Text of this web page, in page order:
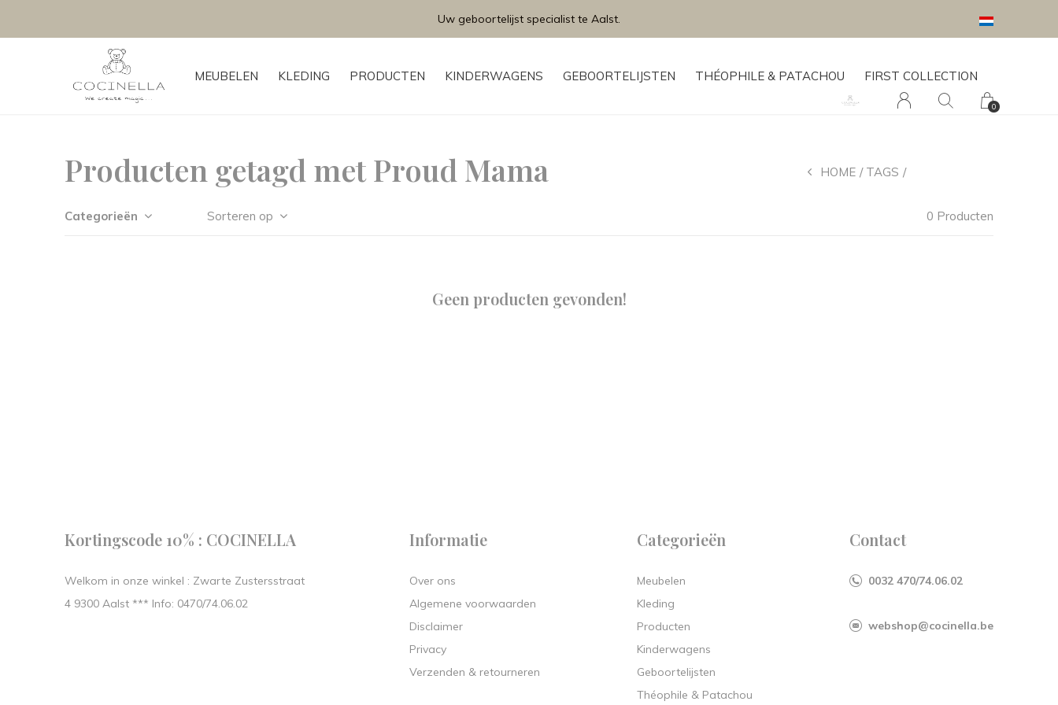
MEUBELEN KLEDING PRODUCTEN KINDERWAGENS GEBOORTELIJSTEN THÉOPHILE & PATACHOU FIRST COLLECTION
0
Uw geboortelijst specialist te Aalst.
Producten getagd met Proud Mama HOME TAGS
Categorieën Sorteren op 0 Producten
Geen producten gevonden!
Kortingscode 10% : COCINELLA
Welkom in onze winkel : Zwarte Zustersstraat
4 9300 Aalst *** Info: 0470/74.06.02
Informatie
Over ons
Algemene voorwaarden
Disclaimer
Privacy
Verzenden & retourneren
Categorieën
Meubelen
Kleding
Producten
Kinderwagens
Geboortelijsten
Théophile & Patachou
Contact
0032 470/74.06.02
webshop@cocinella.be